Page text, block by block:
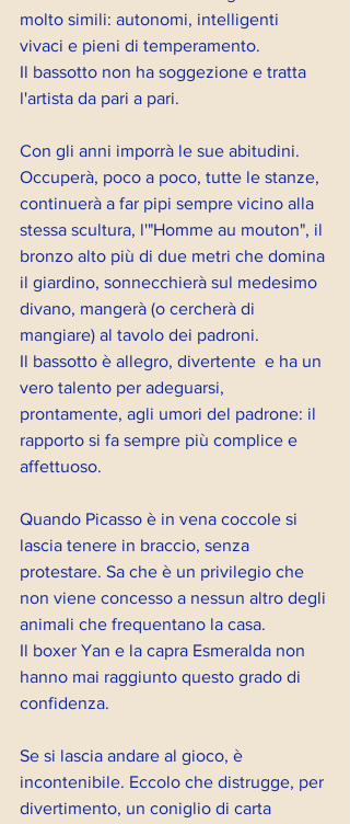
molto simili: autonomi, intelligenti
vivaci e pieni di temperamento.
Il bassotto non ha soggezione e tratta
l'artista da pari a pari.
Con gli anni imporrà le sue abitudini.
Occuperà, poco a poco, tutte le stanze,
continuerà a far pipi sempre vicino alla
stessa scultura, l'"Homme au mouton", il
bronzo alto più di due metri che domina
il giardino, sonnecchierà sul medesimo
divano, mangerà (o cercherà di
mangiare) al tavolo dei padroni.
Il bassotto è allegro, divertente  e ha un
vero talento per adeguarsi,
prontamente, agli umori del padrone: il
rapporto si fa sempre più complice e
affettuoso.
Quando Picasso è in vena coccole si
lascia tenere in braccio, senza
protestare. Sa che è un privilegio che
non viene concesso a nessun altro degli
animali che frequentano la casa.
Il boxer Yan e la capra Esmeralda non
hanno mai raggiunto questo grado di
confidenza.
Se si lascia andare al gioco, è
incontenibile. Eccolo che distrugge, per
divertimento, un coniglio di carta